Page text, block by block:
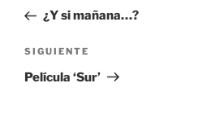
entradas
anterior:
¿Y si mañana…?
Siguiente
entrada
SIGUIENTE
Película ‘Sur’